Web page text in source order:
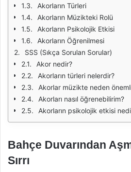
Akorların Türleri
Akorların Müzikteki Rolü
Akorların Psikolojik Etkisi
Akorların Öğrenilmesi
SSS (Sıkça Sorulan Sorular)
Akor nedir?
Akorların türleri nelerdir?
Akorlar müzikte neden
Akorları nasıl öğrenebilirim?
Akorların psikolojik etkisi
Bahçe Duvarından
Sırrı